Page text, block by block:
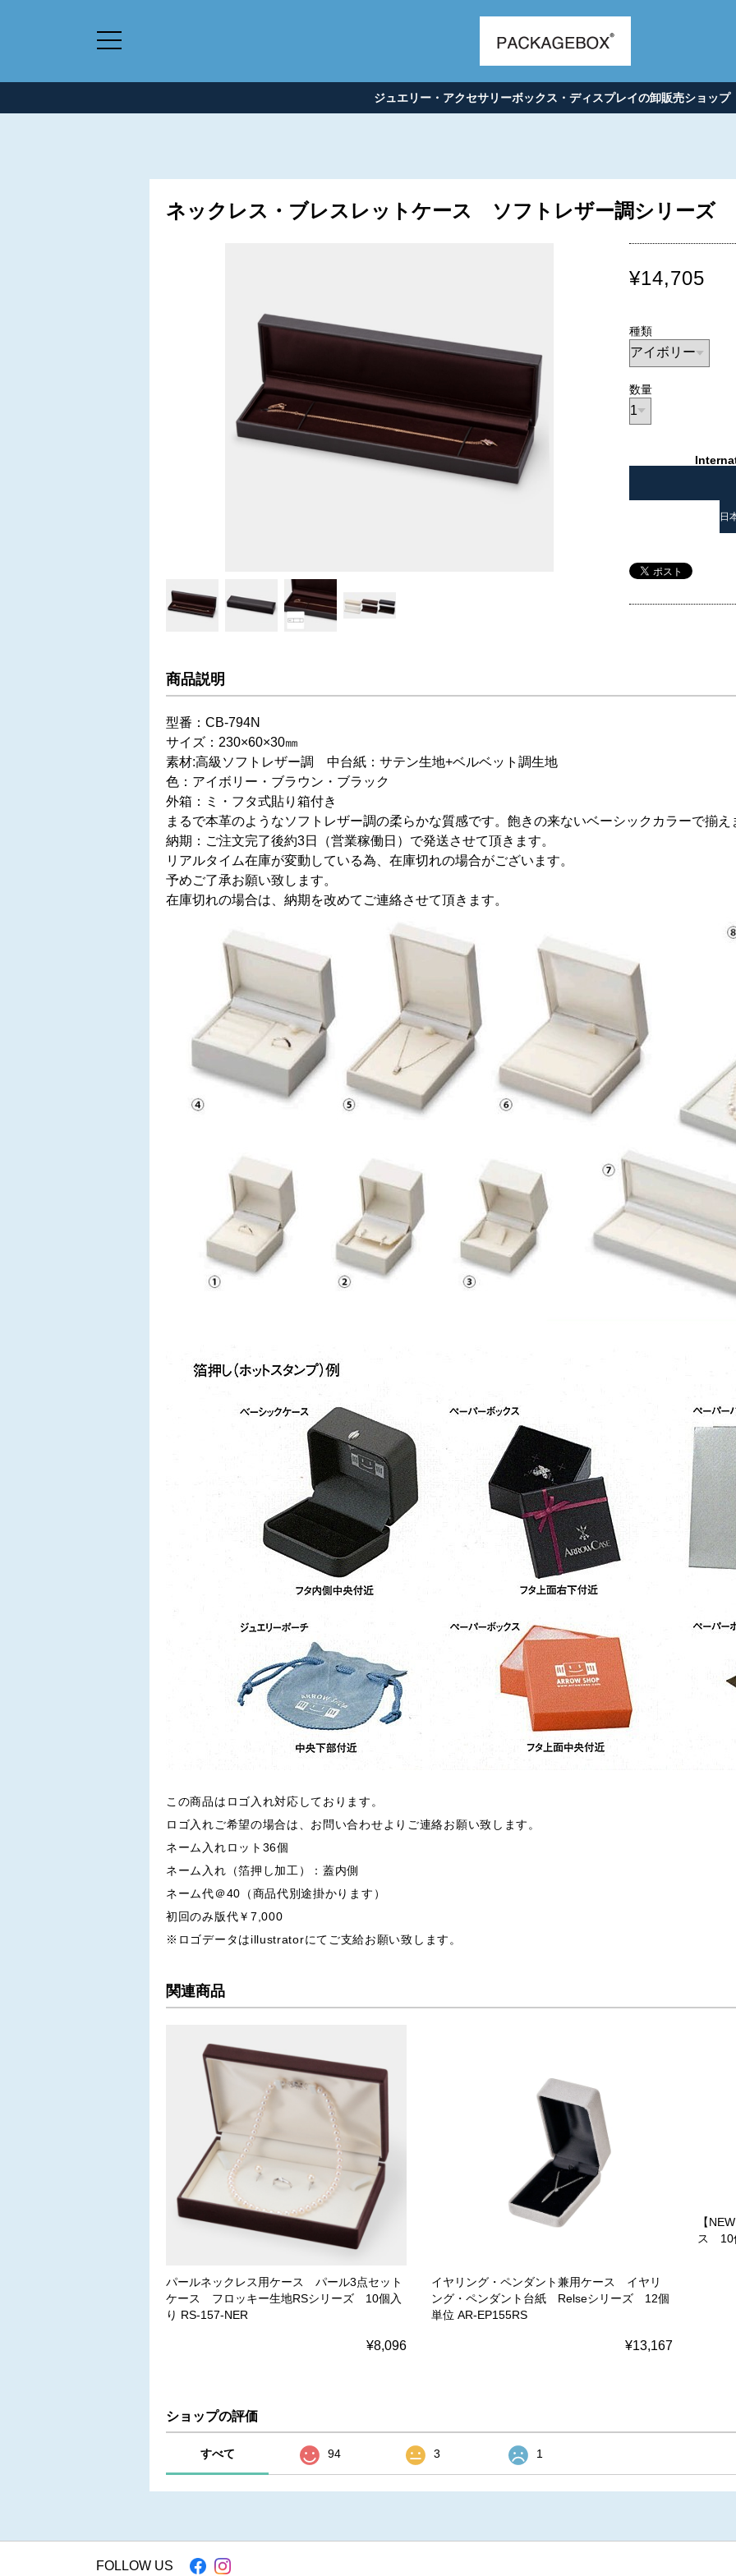
ジュエリー・アクセサリーボックス・ディスプレイの卸販売ショップ
ネックレス・ブレスレットケース ソフトレザー調シリー
¥14,705
種類
数量
日
商品説明
型番：CB-794N
サイズ：230×60×30㎜
素材:高級ソフトレザー調 中台紙：サテン生地+ベルベット調生地
色：アイボリー・ブラウン・ブラック
外箱：ミ・フタ式貼り箱付き
まるで本革のようなソフトレザー調の柔らかな質感です。飽きの来ないベーシックカラーで揃え
納期：ご注文完了後約3日（営業稼働日）で発送させて頂きます。
リアルタイム在庫が変動している為、在庫切れの場合がございます。
予めご了承お願い致します。
在庫切れの場合は、納期を改めてご連絡させて頂きます。
この商品はロゴ入れ対応しております。
ロゴ入れご希望の場合は、お問い合わせよりご連絡お願い致します。
ネーム入れロット36個
ネーム入れ（箔押し加工）：蓋内側
ネーム代＠40（商品代別途掛かります）
初回のみ版代￥7,000
※ロゴデータはillustratorにてご支給お願い致します。
関連商品
パールネックレス用ケース パール3点セット
ケース フロッキー生地RSシリーズ 10個入
り RS-157-NER
¥8,096
イヤリング・ペンダント兼用ケース イヤリ
ング・ペンダント台紙 Relseシリーズ 12個
単位 AR-EP155RS
¥13,167
【
ス 10
ショップの評価
すべて 94 3 1
FOLLOW US